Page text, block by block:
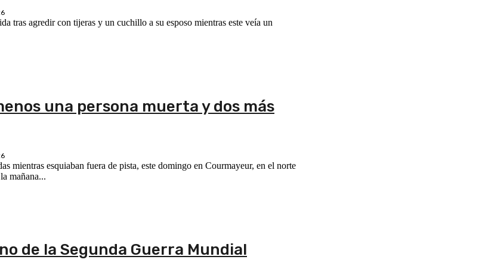
tras agredir con tijeras y un cuchillo a su esposo mientras este veía un
una persona muerta y dos más
mientras esquiaban fuera de pista, este domingo en Courmayeur, en el norte
durante la mañana...
de la Segunda Guerra Mundial